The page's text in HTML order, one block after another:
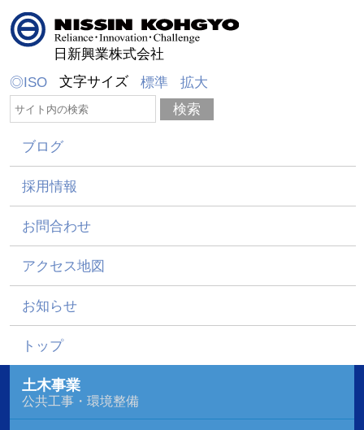
日新興業株式会社
◎ISO
文字サイズ 標準 拡大
ブログ
採用情報
お問合わせ
アクセス地図
お知らせ
トップ
土木事業
公共工事・環境整備